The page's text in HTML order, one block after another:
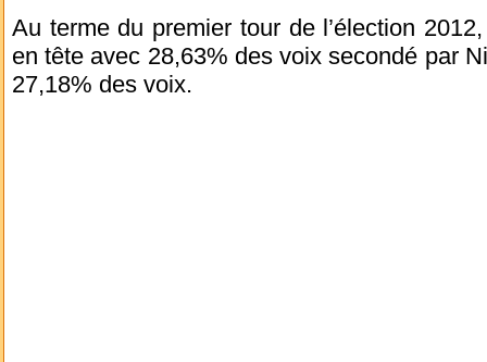
Au terme du premier tour de l’élection
en tête avec 28,63% des voix secondé par
27,18% des voix.